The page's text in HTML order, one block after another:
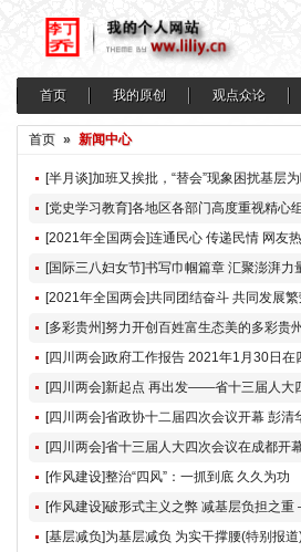
首页 我的原创 观点众论
首页 » 新闻中心
[半月谈]加班又挨批，“替会”现象困扰基层
[2021年全国两会]连通民心 传递民情 网友
[四川两会]新起点 再出发——省十三届人大
[作风建设]整治“四风”：一抓到底 久久为功
[基层减负]为基层减负 为实干撑腰(特别报道